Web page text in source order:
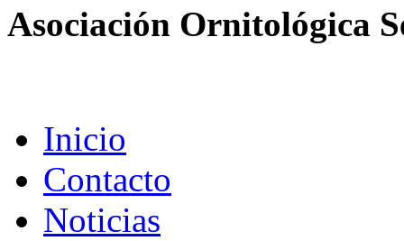
Asociación Ornitológica
Inicio
Contacto
Noticias